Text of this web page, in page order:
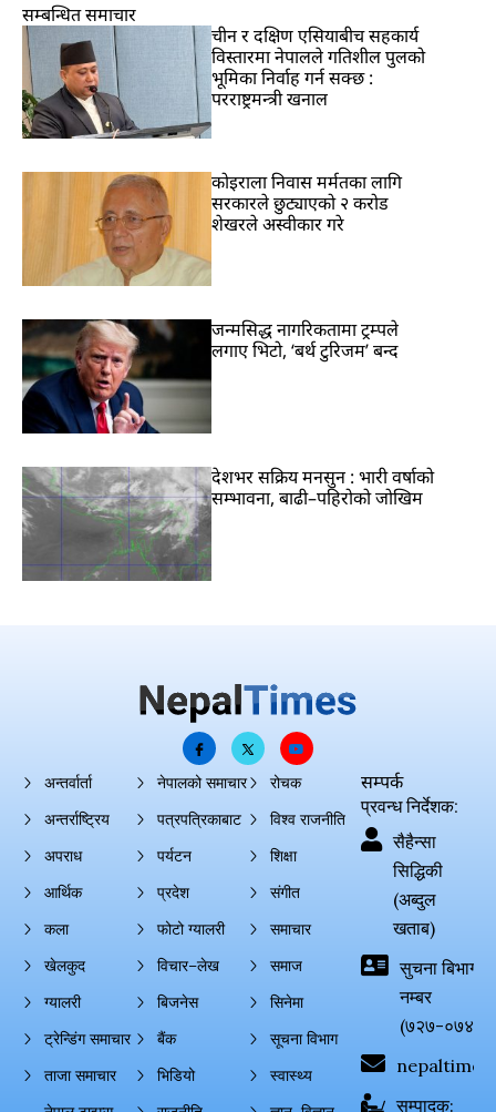
सम्बन्धित समाचार
चीन र दक्षिण एसियाबीच सहकार्य
विस्तारमा नेपालले गतिशील पुलको
भूमिका निर्वाह गर्न सक्छ :
परराष्ट्रमन्त्री खनाल
कोइराला निवास मर्मतका लागि
सरकारले छुट्याएको २ करोड
शेखरले अस्वीकार गरे
जन्मसिद्ध नागरिकतामा ट्रम्पले
लगाए भिटो, ‘बर्थ टुरिजम’ बन्द
देशभर सक्रिय मनसुन : भारी वर्षाको
सम्भावना, बाढी–पहिरोको जोखिम
अन्तर्वार्ता
अन्तर्राष्ट्रिय
अपराध
आर्थिक
कला
खेलकुद
ग्यालरी
ट्रेन्डिंग समाचार
ताजा समाचार
नेपालको समाचार
पत्रपत्रिकाबाट
पर्यटन
प्रदेश
फोटो ग्यालरी
विचार–लेख
बिजनेस
बैंक
भिडियो
रोचक
विश्व राजनीति
शिक्षा
संगीत
समाचार
समाज
सिनेमा
सूचना विभाग
स्वास्थ्य
सम्पर्क
प्रवन्ध निर्देशक:
सैहैन्सा
सिद्धिकी
(अब्दुल
खताब)
सुचना बिभाग
नम्बर
(७२७-०७४-
सम्पादक: